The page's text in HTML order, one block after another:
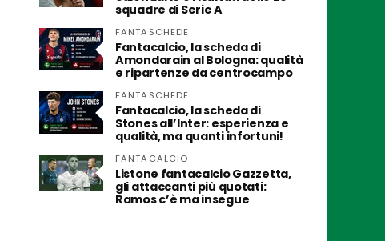
squadre di Serie A
FANTASCHEDE
Fantacalcio, la scheda di
Amondarain al Bologna: qualità
e ripartenze da centrocampo
FANTASCHEDE
Fantacalcio, la scheda di
Stones all’Inter: esperienza e
qualità, ma quanti infortuni!
FANTACALCIO
Listone fantacalcio Gazzetta,
gli attaccanti più quotati:
Ramos c’è ma insegue